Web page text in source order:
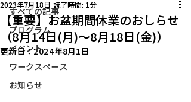
すべての記事
プログラム
イベント
ワークスペース
お知らせ
【重要】お盆期間休業のおしらせ
（8月14日(月)～8月18日(金)）
2023年7月18日 読了時間: 1分
更新日：2024年8月1日